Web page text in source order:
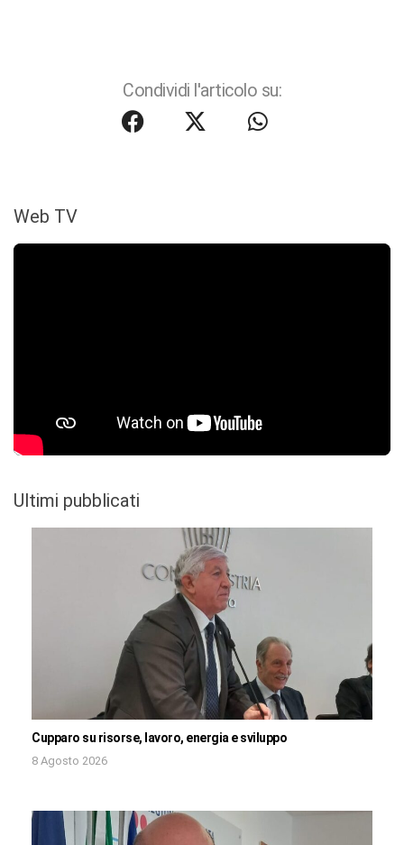
Condividi l'articolo su:
Web TV
Ultimi pubblicati
Cupparo su risorse, lavoro, energia e sviluppo
8 Agosto 2026